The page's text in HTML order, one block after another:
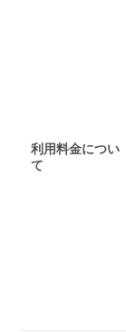
利用料金につい
て